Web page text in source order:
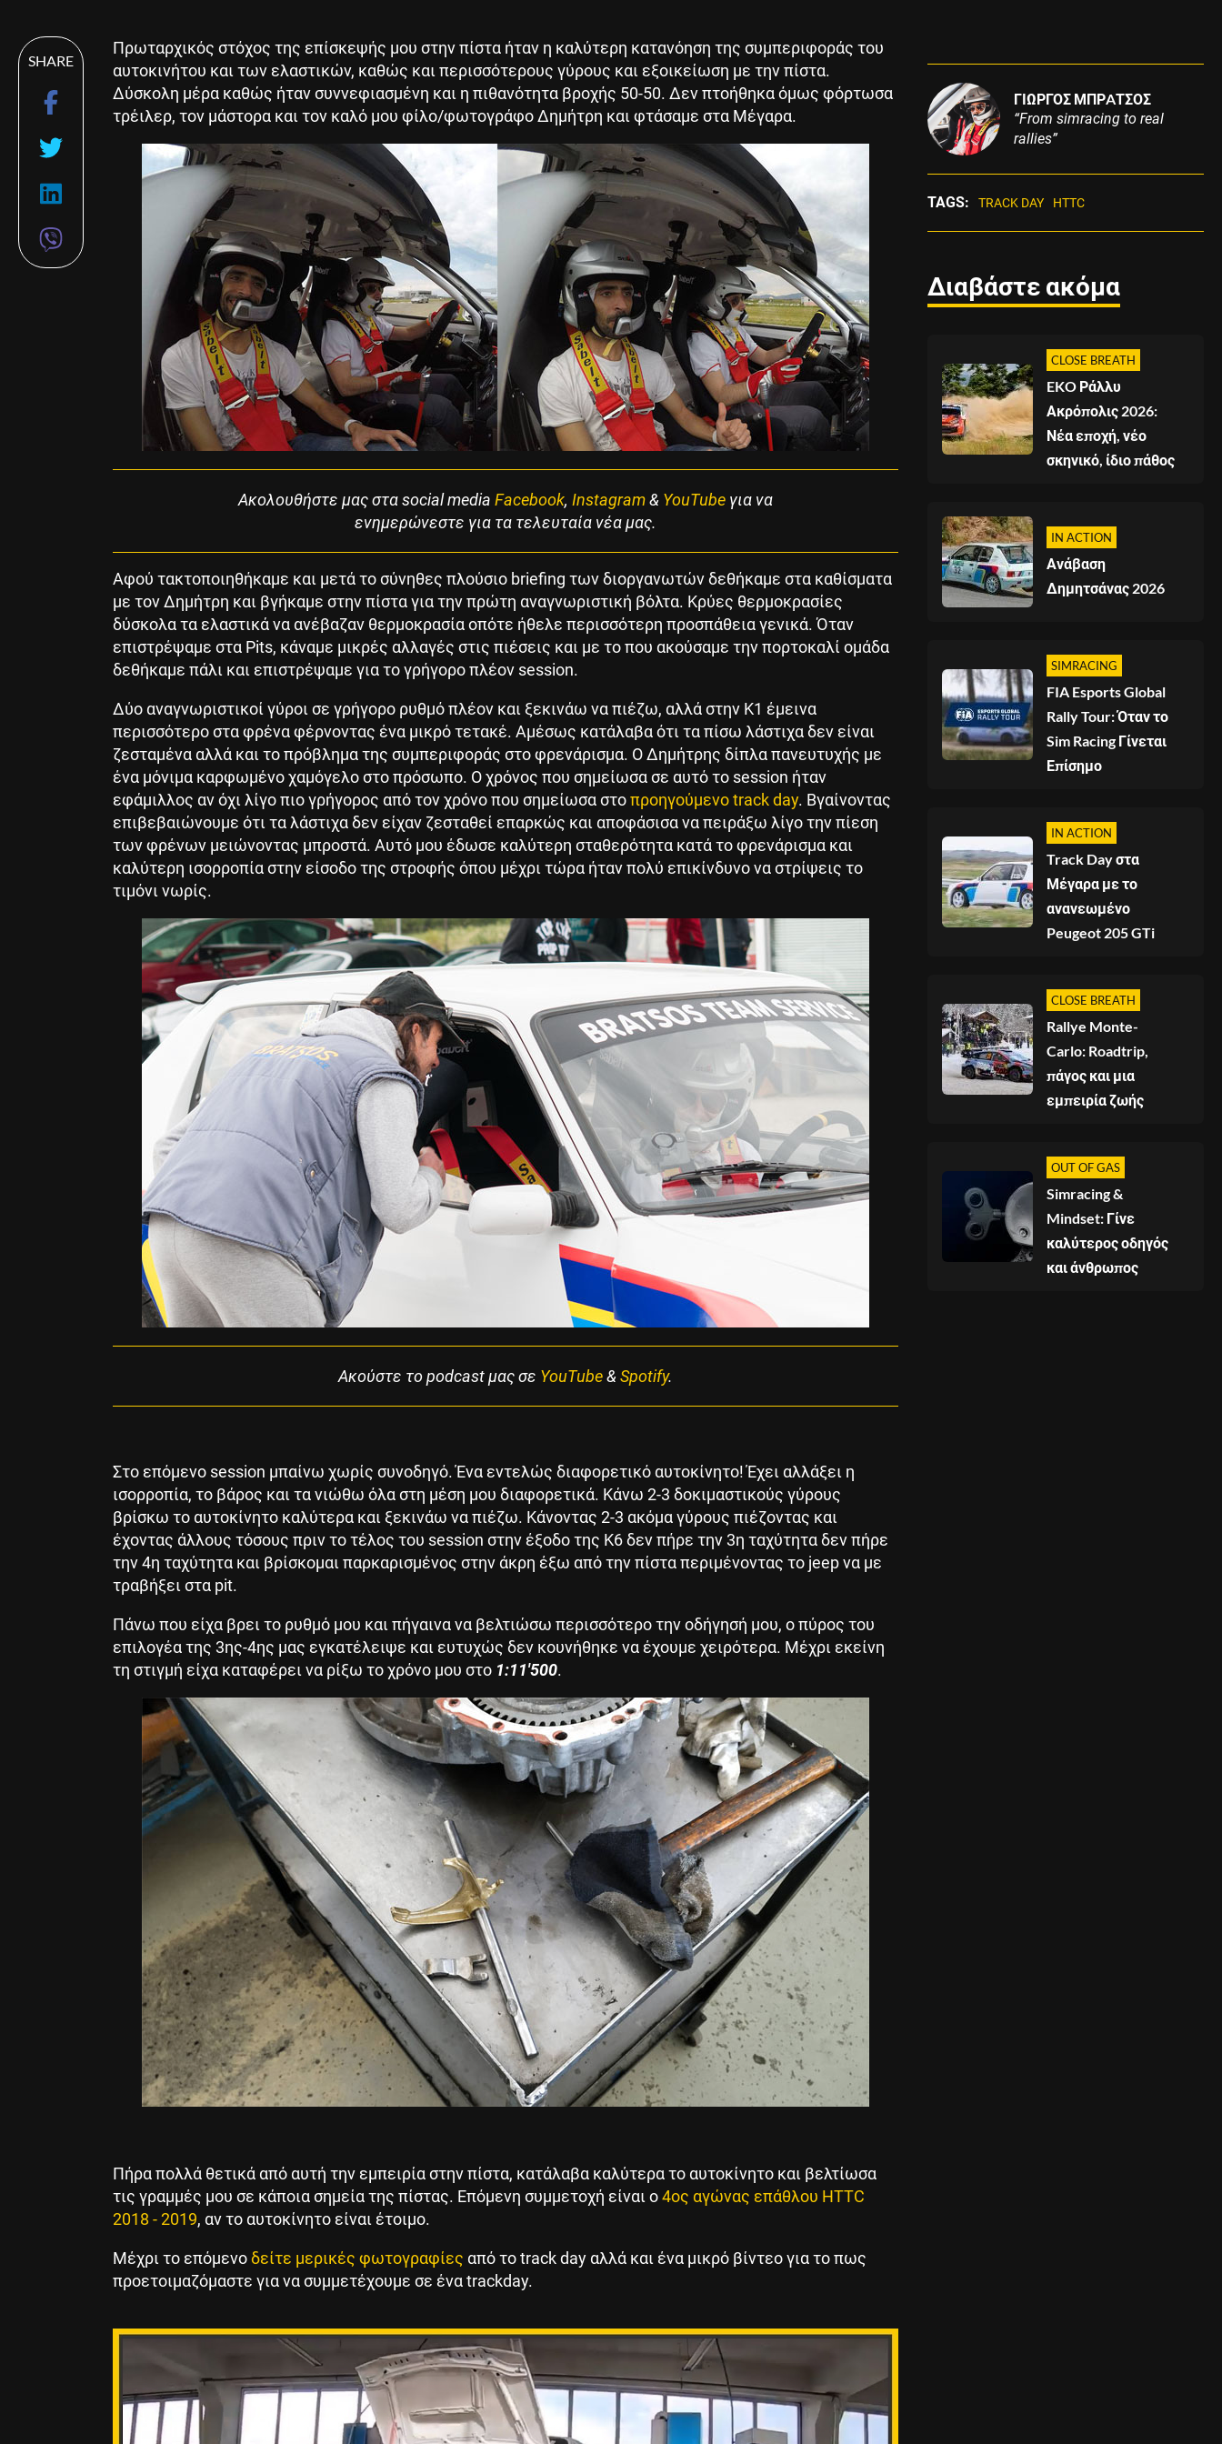
SHARE
Πρωταρχικός στόχος της επίσκεψής μου στην πίστα ήταν η καλύτερη κατανόηση της συμπεριφοράς του
αυτοκινήτου και των ελαστικών, καθώς και περισσότερους γύρους και εξοικείωση με την πίστα.
Δύσκολη μέρα καθώς ήταν συννεφιασμένη και η πιθανότητα βροχής 50-50. Δεν πτοήθηκα όμως φόρτωσα
τρέιλερ, τον μάστορα και τον καλό μου φίλο/φωτογράφο Δημήτρη και φτάσαμε στα Μέγαρα.
Ακολουθήστε μας στα social media Facebook, Instagram& YouTube για να
ενημερώνεστε για τα τελευταία νέα μας.
Αφού τακτοποιηθήκαμε και μετά το σύνηθες πλούσιο briefing των διοργανωτών δεθήκαμε στα καθίσματα
με τον Δημήτρη και βγήκαμε στην πίστα για την πρώτη αναγνωριστική βόλτα. Κρύες θερμοκρασίες
δύσκολα τα ελαστικά να ανέβαζαν θερμοκρασία οπότε ήθελε περισσότερη προσπάθεια γενικά. Όταν
επιστρέψαμε στα Pits, κάναμε μικρές αλλαγές στις πιέσεις και με το που ακούσαμε την πορτοκαλί ομάδα
δεθήκαμε πάλι και επιστρέψαμε για το γρήγορο πλέον session.
Δύο αναγνωριστικοί γύροι σε γρήγορο ρυθμό πλέον και ξεκινάω να πιέζω, αλλά στην Κ1 έμεινα
περισσότερο στα φρένα φέρνοντας ένα μικρό τετακέ. Αμέσως κατάλαβα ότι τα πίσω λάστιχα δεν είναι
ζεσταμένα αλλά και το πρόβλημα της συμπεριφοράς στο φρενάρισμα. Ο Δημήτρης δίπλα πανευτυχής με
ένα μόνιμα καρφωμένο χαμόγελο στο πρόσωπο. Ο χρόνος που σημείωσα σε αυτό το session ήταν
εφάμιλλος αν όχι λίγο πιο γρήγορος από τον χρόνο που σημείωσα στοπροηγούμενο track day. Βγαίνοντας
επιβεβαιώνουμε ότι τα λάστιχα δεν είχαν ζεσταθεί επαρκώς και αποφάσισα να πειράξω λίγο την πίεση
των φρένων μειώνοντας μπροστά. Αυτό μου έδωσε καλύτερη σταθερότητα κατά το φρενάρισμα και
καλύτερη ισορροπία στην είσοδο της στροφής όπου μέχρι τώρα ήταν πολύ επικίνδυνο να στρίψεις το
τιμόνι νωρίς.
Aκούστε το podcast μας σε YouTube& Spotify.
Στο επόμενο session μπαίνω χωρίς συνοδηγό. Ένα εντελώς διαφορετικό αυτοκίνητο! Έχει αλλάξει η
ισορροπία, το βάρος και τα νιώθω όλα στη μέση μου διαφορετικά. Κάνω 2-3 δοκιμαστικούς γύρους
βρίσκω το αυτοκίνητο καλύτερα και ξεκινάω να πιέζω. Κάνοντας 2-3 ακόμα γύρους πιέζοντας και
έχοντας άλλους τόσους πριν το τέλος του session στην έξοδο της Κ6 δεν πήρε την 3η ταχύτητα δεν πήρε
την 4η ταχύτητα και βρίσκομαι παρκαρισμένος στην άκρη έξω από την πίστα περιμένοντας το jeep να με
τραβήξει στα pit.
Πάνω που είχα βρει το ρυθμό μου και πήγαινα να βελτιώσω περισσότερο την οδήγησή μου, ο πύρος του
επιλογέα της 3ης-4ης μας εγκατέλειψε και ευτυχώς δεν κουνήθηκε να έχουμε χειρότερα. Μέχρι εκείνη
τη στιγμή είχα καταφέρει να ρίξω το χρόνο μου στο 1:11'500.
Πήρα πολλά θετικά από αυτή την εμπειρία στην πίστα, κατάλαβα καλύτερα το αυτοκίνητο και βελτίωσα
τις γραμμές μου σε κάποια σημεία της πίστας. Επόμενη συμμετοχή είναι ο4ος αγώνας επάθλου HTTC
2018 - 2019, αν το αυτοκίνητο είναι έτοιμο.
Μέχρι το επόμενοδείτε μερικές φωτογραφίες από το track day αλλά και ένα μικρό βίντεο για το πως
προετοιμαζόμαστε για να συμμετέχουμε σε ένα trackday.
ΓΙΩΡΓΟΣ ΜΠΡAΤΣΟΣ
“From simracing to real
rallies”
TAGS: TRACK DAY HTTC
Διαβάστε ακόμα
CLOSE BREATH
EKO Ράλλυ
Ακρόπολις 2026:
Νέα εποχή, νέο
σκηνικό, ίδιο πάθος
IN ACTION
Ανάβαση
Δημητσάνας 2026
SIMRACING
FIA Esports Global
Rally Tour: Όταν το
Sim Racing Γίνεται
Επίσημο
IN ACTION
Track Day στα
Μέγαρα με το
ανανεωμένο
Peugeot 205 GTi
CLOSE BREATH
Rallye Monte-
Carlo: Roadtrip,
πάγος και μια
εμπειρία ζωής
OUT OF GAS
Simracing &
Mindset: Γίνε
καλύτερος οδηγός
και άνθρωπος